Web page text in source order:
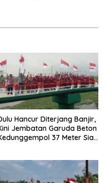
Hancur Diterjang Banjir,
Jembatan Garuda Beton
37 Meter Siap